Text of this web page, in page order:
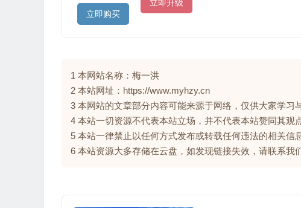
立即升级
立即购买
1 本网站名称：梅一洪
2 本站网址：https://www.myhzy.cn
3 本网站的文章部分内容可能来源于网络，仅供大家学习
4 本站一切资源不代表本站立场，并不代表本站赞同其观
5 本站一律禁止以任何方式发布或转载任何违法的相关信
6 本站资源大多存储在云盘，如发现链接失效，请联系我